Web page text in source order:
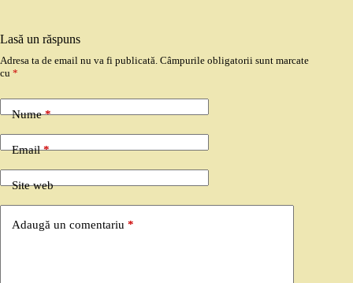
Lasă un răspuns
Adresa ta de email nu va fi publicată. Câmpurile obligatorii sunt marcate
cu *
Nume*
Email*
Site web
Adaugă un comentariu *